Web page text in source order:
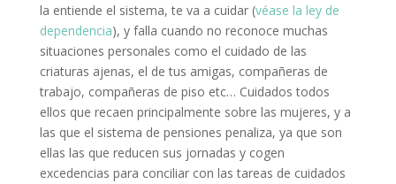
la entiende el sistema, te va a cuidar (véase la ley de
dependencia), y falla cuando no reconoce muchas
situaciones personales como el cuidado de las
criaturas ajenas, el de tus amigas, compañeras de
trabajo, compañeras de piso etc… Cuidados todos
ellos que recaen principalmente sobre las mujeres, y a
las que el sistema de pensiones penaliza, ya que son
ellas las que reducen sus jornadas y cogen
excedencias para conciliar con las tareas de cuidados